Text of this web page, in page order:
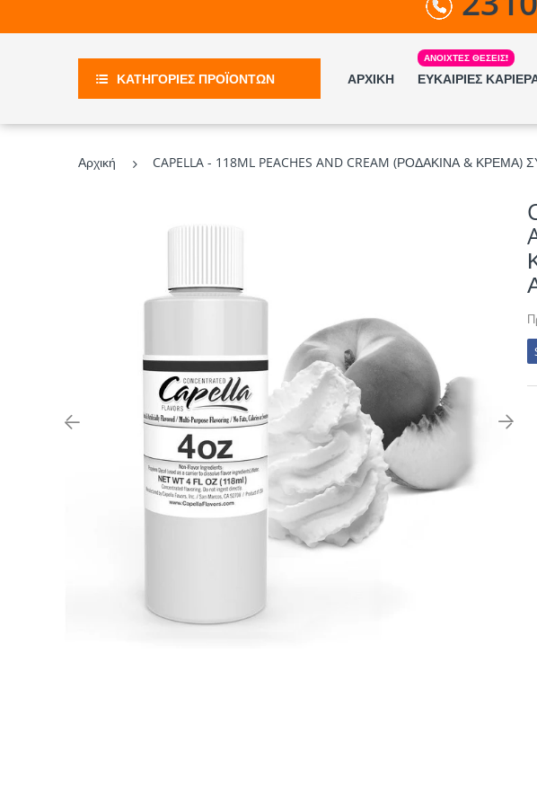
ΚΑΤΗΓΟΡΙΕΣ ΠΡΟΪΟΝΤΩΝ ΑΡΧΙΚΗ ΕΥΚΑΙΡΙΕΣ
Αρχική CAPELLA - 118ML PEACHES AND CREAM (ΡΟΔΑΚΙΝΑ &